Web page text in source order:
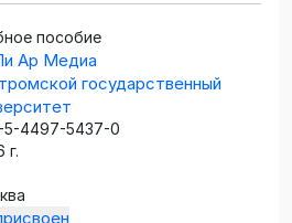
пособие
Ар Медиа
государственный
4497-5437-0
г.